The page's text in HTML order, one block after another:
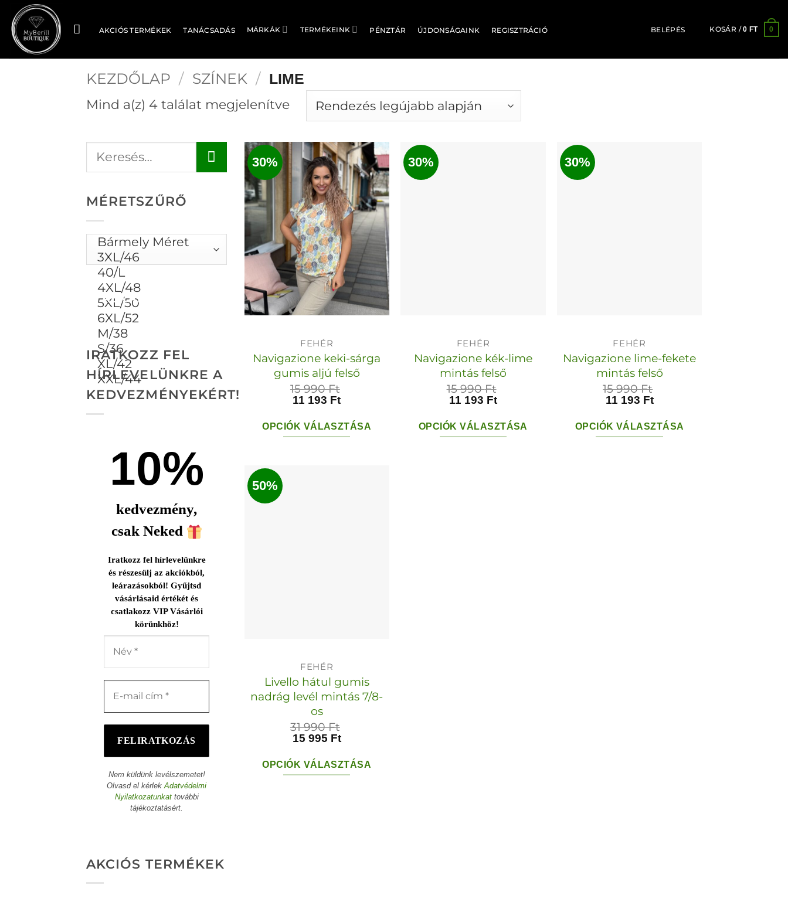
Skip
to
content
AKCIÓS TERMÉKEK TANÁCSADÁS MÁRKÁK TERMÉKEINK PÉNZTÁR ÚJDONSÁGAINK REGISZTRÁCIÓ BELÉPÉS KOSÁR /0 FT 0
KEZDŐLAP / SZÍNEK / LIME
Mind a(z) 4 találat megjelenítveSorted
latest
MÉRETSZŰRŐ
ALKALMAZ
IRATKOZZ FEL
HÍRLEVELÜNKRE A
KEDVEZMÉNYEKÉRT!
10%
kedvezmény,
csak Neked
Iratkozz fel hírlevelünkre
és részesülj az akciókból,
leárazásokból! Gyűjtsd
vásárlásaid értékét és
csatlakozz VIP Vásárlói
körünkhöz!
Nem küldünk levélszemetet!
Olvasd el kérlek Adatvédelmi
Nyilatkozatunkattovábbi
tájékoztatásért.
AKCIÓS TERMÉKEK
30%
FEHÉR
Navigazione keki-sárga
gumis aljú felső
15 990Ft
11 193 Ft
OPCIÓK VÁLASZTÁSA
30%
FEHÉR
Navigazione kék-lime
mintás felső
15 990Ft
11 193 Ft
OPCIÓK VÁLASZTÁSA
30%
FEHÉR
Navigazione lime-fekete
mintás felső
15 990Ft
11 193 Ft
OPCIÓK VÁLASZTÁSA
50%
FEHÉR
Livello hátul gumis
nadrág levél mintás 7/8-
os
31 990Ft
15 995 Ft
OPCIÓK VÁLASZTÁSA